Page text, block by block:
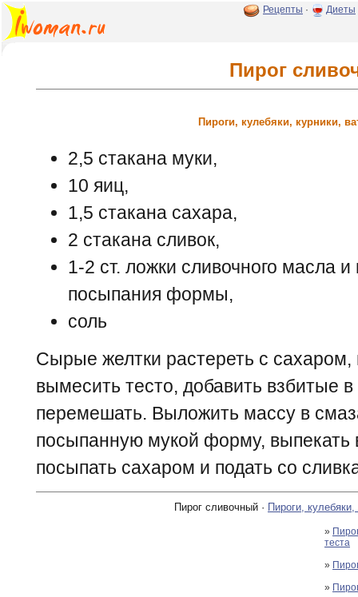
Рецепты · Диеты
Пирог
Пироги, кулебяки, курники,
2,5 стакана муки,
10 яиц,
1,5 стакана сахара,
2 стакана сливок,
1-2 ст. ложки сливочного масла
посыпания формы,
соль
Сырые желтки растереть с
вымесить тесто, добавить взбитые
перемешать. Выложить массу в
посыпанную мукой форму, выпекать
посыпать сахаром и подать со
Пирог сливочный · Пироги,
»
теста
»
»